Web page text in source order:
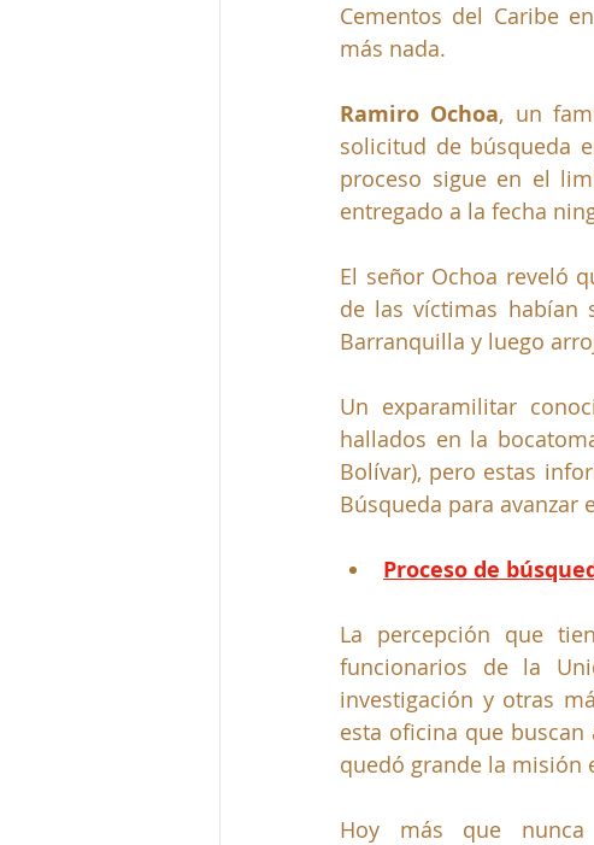
Cementos del Caribe
más nada.
Ramiro Ochoa, un
solicitud de búsqueda
proceso sigue en el
entregado a la fecha
El señor Ochoa reveló
de las víctimas habían
Barranquilla y luego
Un exparamilitar
hallados en la
Bolívar), pero estas
Búsqueda para avanzar
Proceso de
La percepción que
funcionarios de la
investigación y otras
esta oficina que
quedó grande la misión
Hoy más que